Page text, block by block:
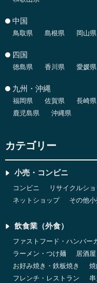
中国
鳥取県 島根県 岡山県
四国
徳島県 香川県 愛媛県
九州・沖縄
福岡県 佐賀県 長崎県
鹿児島県
沖縄県
カテゴリー
小売・コンビニ
コンビニ リサイクルシ
ネットショップ
その他
飲食業（外食）
ファストフード・ハンバー
ラーメン・つけ麺
居酒
お好み焼き・鉄板焼き
フレンチ・レストラン